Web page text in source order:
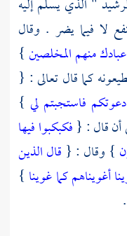
" الذي يسلم إليه
لا فيما يضر . وقال
منهم المخلصين}
كما قال تعالى : {
فاستجبتم لي }
أن قال : {فكبكبوا فيها
} وقال : { قال الذين
أغويناهم كما غوينا }